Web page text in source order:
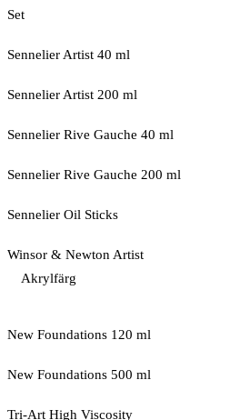
Set
Sennelier Artist 40 ml
Sennelier Artist 200 ml
Sennelier Rive Gauche 40 ml
Sennelier Rive Gauche 200 ml
Sennelier Oil Sticks
Winsor & Newton Artist
Akrylfärg
New Foundations 120 ml
New Foundations 500 ml
Tri-Art High Viscosity